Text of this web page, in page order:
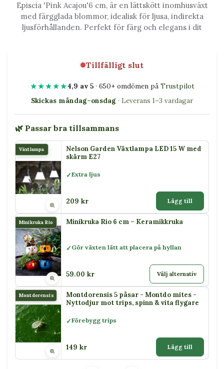
Episcia 'Pink Acajou'6 cm, är en lättskött inomhusväxt
med färgglada blommor, idealisk för ljusa, indirekta
ljusförhållanden. Perfekt för färg och elegans i dit
Tillfälligt slut
★★★★★4,9 av 5· 650+ omdömen på Trustpilot
Skickas måndag–onsdag · Leverans 1–3 vardagar
🌿 Passar bra tillsammans
Växtlampa
Nelson Garden Växtlampa LED 15 W med
skärm E27
Extra ljus
209 kr Lägg till
Minikruka Rio Minikruka Rio 6 cm – Keramikkruka
Gör växten lätt att placera på hyllan
59.00 kr Välj alternativ
Montdorensis
Montdorensis 5 påsar - Montdo mites -
Nyttodjur mot trips, spinn & vita flygare
Förebygg trips
149 kr Lägg till